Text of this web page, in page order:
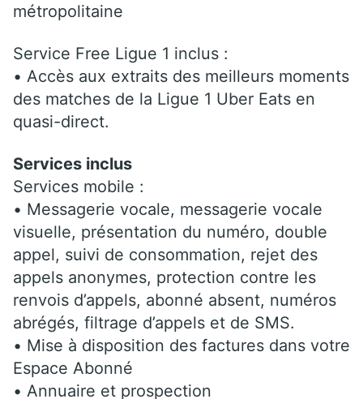
métropolitaine
Service Free Ligue 1 inclus :
• Accès aux extraits des meilleurs moments
des matches de la Ligue 1 Uber Eats en
quasi-direct.
Services inclus
Services mobile :
• Messagerie vocale, messagerie vocale
visuelle, présentation du numéro, double
appel, suivi de consommation, rejet des
appels anonymes, protection contre les
renvois d’appels, abonné absent, numéros
abrégés, filtrage d’appels et de SMS.
• Mise à disposition des factures dans votre
Espace Abonné
• Annuaire et prospection